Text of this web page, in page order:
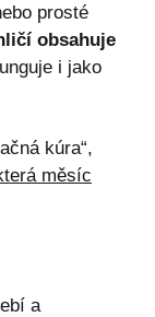
prosté
obsahuje
i jako
kúra“,
měsíc
a